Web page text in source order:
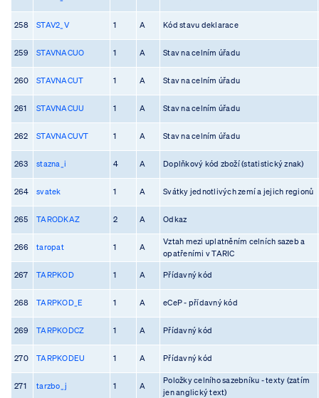
258 STAV2_V 1 A Kód stavu deklarace
259 STAVNACUO 1 A Stav na celním úřadu
260 STAVNACUT 1 A Stav na celním úřadu
261 STAVNACUU 1 A Stav na celním úřadu
262 STAVNACUVT 1 A Stav na celním úřadu
263 stazna_i 4 A Doplňkový kód zboží (statistický znak)
264 svatek 1 A Svátky jednotlivých zemí a jejich regionů
265 TARODKAZ 2 A Odkaz
266 taropat 1 A
Vztah mezi uplatněním celních sazeb a
opatřeními v TARIC
267 TARPKOD 1 A Přídavný kód
268 TARPKOD_E 1 A eCeP - přídavný kód
269 TARPKODCZ 1 A Přídavný kód
270 TARPKODEU 1 A Přídavný kód
271 tarzbo_j 1 A
Položky celního sazebníku - texty (zatím
jen anglický text)